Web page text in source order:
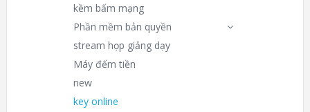
kềm bấm mạng
Phần mềm bản quyền
stream họp giảng dạy
Máy đếm tiền
new
key online